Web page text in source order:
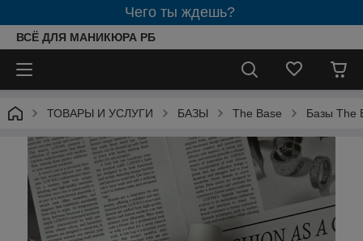
Чего ты ждешь?
ВСЁ ДЛЯ МАНИКЮРА РБ
ТОВАРЫ И УСЛУГИ БАЗЫ The Base Базы The